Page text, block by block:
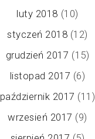
luty 2018 (10)
styczeń 2018 (12)
grudzień 2017 (15)
listopad 2017 (6)
październik 2017 (11)
wrzesień 2017 (9)